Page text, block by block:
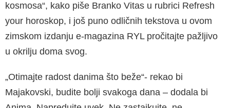
kosmosa“, kako piše Branko Vitas u rubrici Refresh
your horoskop, i još puno odličnih tekstova u ovom
zimskom izdanju e-magazina RYL pročitajte pažljivo
u okrilju doma svog.
„Otimajte radost danima što beže“- rekao bi
Majakovski, budite bolji svakoga dana – dodala bi